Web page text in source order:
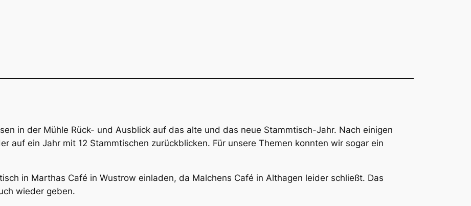
in der Mühle Rück- und Ausblick auf das alte und das neue Stammtisch-Jahr. Nach einigen
auf ein Jahr mit 12 Stammtischen zurückblicken. Für unsere Themen konnten wir sogar ein
in Marthas Café in Wustrow einladen, da Malchens Café in Althagen leider schließt. Das
wieder geben.